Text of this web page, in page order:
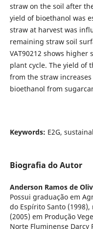
straw on the soil after
yield of bioethanol was
straw at harvest was
remaining straw soil
VAT90212 shows
plant cycle. The yield of
from the straw
bioethanol from
Keywords: E2G,
Biografia do Autor
Anderson Ramos de
Possui graduação em
do Espírito Santo
(2005) em Produção
Norte Fluminense Darcy